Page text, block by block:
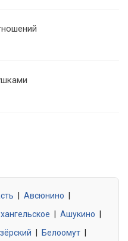
Авсюнино
Ашукино
Белоомут